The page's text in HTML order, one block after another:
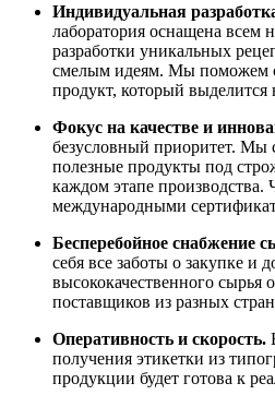
Индивидуальная
лаборатория оснащена всем
разработки уникальных
смелым идеям. Мы поможем
продукт, который выделится
Фокус на качестве и
безусловный приоритет. Мы
полезные продукты под
каждом этапе производства.
международными
Бесперебойное снабжение
себя все заботы о закупке и
высококачественного сырья
поставщиков из разных
Оперативность и скорость.
получения этикетки из
продукции будет готова к